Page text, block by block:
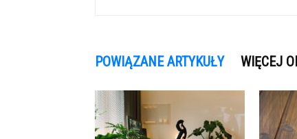
POWIĄZANE ARTYKUŁY WIĘCEJ